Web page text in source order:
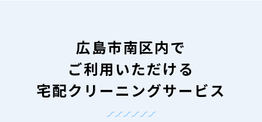
広島市南区内で
ご利用いただける
宅配クリーニングサービス